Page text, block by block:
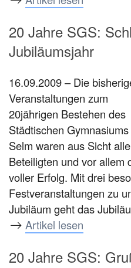
20 Jahre SGS:
Jubiläumsjahr
16.09.2009 – Die
Veranstaltungen zum
20jährigen Bestehen des
Städtischen Gymnasiums
Selm waren aus Sicht
Beteiligten und vor allem
voller Erfolg. Mit drei
Festveranstaltungen zu
Jubiläum geht das
Artikel lesen
20 Jahre SGS: